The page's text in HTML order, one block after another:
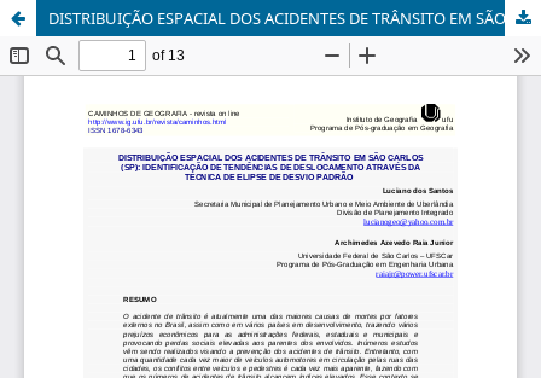
DISTRIBUIÇÃO ESPACIAL DOS ACIDENTES DE TRÂNSITO EM SÃO CARLOS (SP): IDENTIFICAÇÃO DE TENDÊNCIAS DE DESLOCAMENTO ATRAVÉS DA TÉCNICA DE ELIPSE DE DESVIO PADRÃO